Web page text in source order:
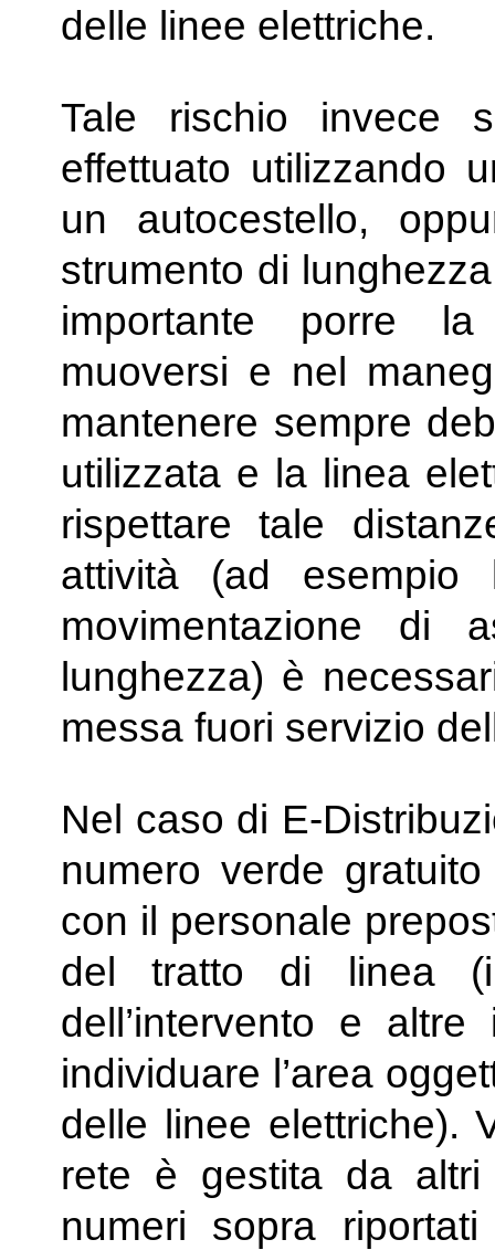
delle linee elettriche.
Tale rischio invece
effettuato utilizzando
un autocestello,
strumento di
importante porre
muoversi e nel
mantenere sempre
utilizzata e la linea
rispettare tale
attività (ad
movimentazione di
lunghezza) è
messa fuori servizio
Nel caso di E-
numero verde
con il personale
del tratto di linea
dell’intervento e
individuare l’area
delle linee elettriche).
rete è gestita da
numeri sopra